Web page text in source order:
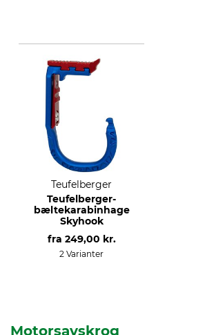
Teufelberger
Teufelberger-
bæltekarabinhage
Skyhook
fra 249,00 kr.
2 Varianter
Motorsavskrog